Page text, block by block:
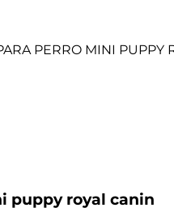
puppy royal canin